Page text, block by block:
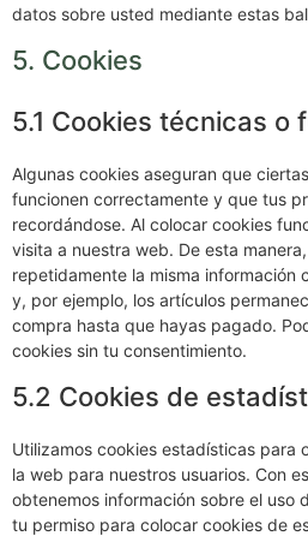
datos sobre usted mediante estas
5. Cookies
5.1 Cookies técnicas o
Algunas cookies aseguran que
funcionen correctamente y que tus
recordándose. Al colocar cookies
visita a nuestra web. De esta
repetidamente la misma información
y, por ejemplo, los artículos
compra hasta que hayas pagado.
cookies sin tu consentimiento.
5.2 Cookies de
Utilizamos cookies estadísticas para
la web para nuestros usuarios. Con
obtenemos información sobre el uso
tu permiso para colocar cookies de